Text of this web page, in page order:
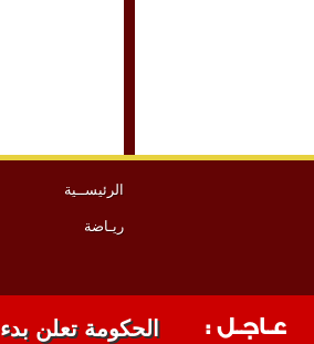
الرئيســية
ريـاضة
عـاجـل : الحكومة تعلن